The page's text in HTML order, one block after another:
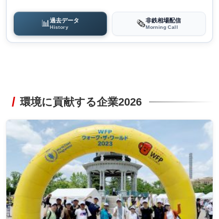
📊過去データ
History 🗞️非鉄相場配信
Morning Call
環境に貢献する企業2026